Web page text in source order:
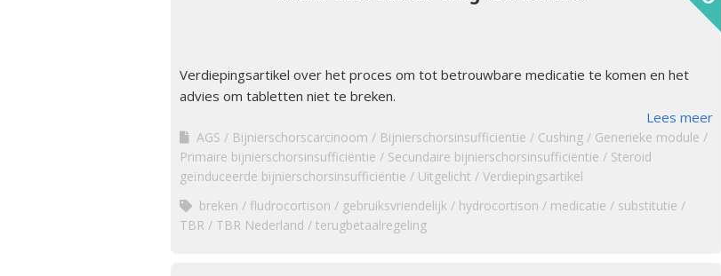
Verdiepingsartikel over het proces om tot betrouwbare medicatie te komen en het
advies om tabletten niet te breken.
Lees meer
AGS Bijnierschorscarcinoom Bijnierschorsinsufficientie Cushing
Generieke module
Primaire bijnierschorsinsufficiëntie
Secundaire bijnierschorsinsufficiëntie
Steroid
geïnduceerde bijnierschorsinsufficiëntie
Uitgelicht
Verdiepingsartikel
breken
fludrocortison gebruiksvriendelijk hydrocortison medicatie
substitutie
TBR
TBR Nederland terugbetaalregeling